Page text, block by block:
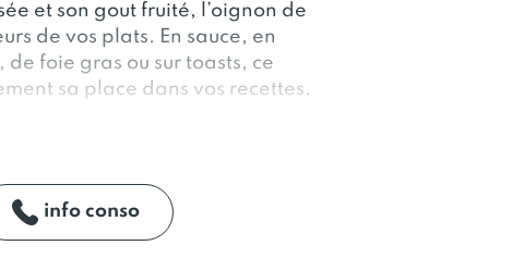
et son gout fruité, l’oignon de
de vos plats. En sauce, en
foie gras ou sur toasts, ce
sa place dans vos recettes.
info conso